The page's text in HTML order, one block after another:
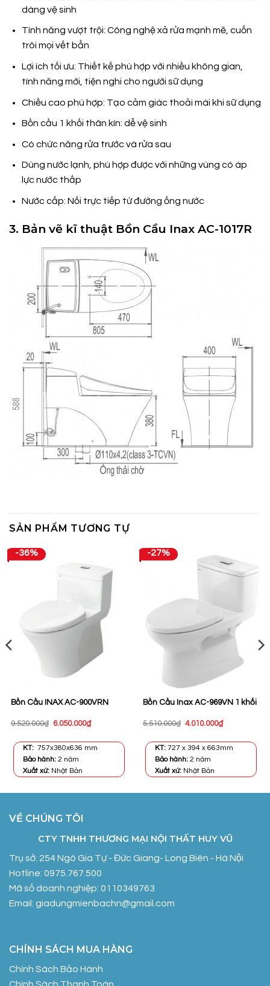
dàng vệ sinh
Tính năng vượt trội: Công nghệ xả rửa mạnh mẽ, cuốn
trôi mọi vết bẩn
Lợi ích tối ưu: Thiết kế phù hợp với nhiều không gian,
tính năng mới, tiện nghi cho người sữ dụng
Chiều cao phù hợp: Tạo cảm giác thoải mái khi sữ dụng
Bồn cầu 1 khối thân kín: dễ vệ sinh
Có chức năng rửa trước và rửa sau
Dùng nước lạnh, phù hợp được với những vùng có áp
lực nước thấp
Nước cấp: Nối trực tiếp từ đường ống nước
3. Bản vẽ kĩ thuật Bồn Cầu Inax AC-1017R
SẢN PHẨM TƯƠNG TỰ
-36%
Bồn Cầu INAX AC-900VRN
9.520.000₫ Giá
9.520.000₫.
6.050.000₫Giá
là:
KT: 757x380x636 mm
Bảo hành:2 năm
Xuất xứ: Nhật Bản
-27%
Bồn Cầu Inax AC-969VN 1 khối
5.510.000₫ Giá
5.510.000₫.
4.010.000₫Giá
là:
KT: 727 x 394 x 663mm
Bảo hành:2 năm
Xuất xứ: Nhật Bản
VỀ CHÚNG TÔI
CTY TNHH THƯƠNG MẠI NỘI THẤT HUY VŨ
Trụ sở: 254 Ngô Gia Tự - Đức Giang- Long Biên - Hà Nội
Hotline: 0975.767.500
Mã số doanh nghiệp: 0110349763
Email: giadungmienbachn@gmail.com
CHÍNH SÁCH MUA HÀNG
Chính Sách Bảo Hành